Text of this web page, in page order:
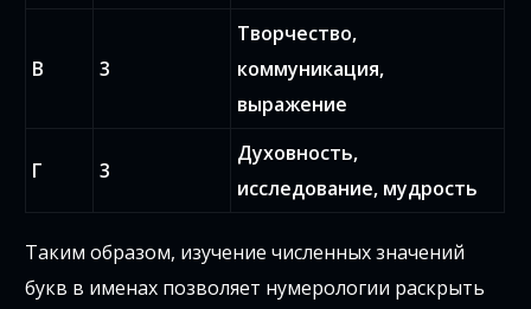
В 3
Творчество,
коммуникация,
выражение
Г 3
Духовность,
исследование, мудрость
Таким образом, изучение численных значений
букв в именах позволяет нумерологии раскрыть